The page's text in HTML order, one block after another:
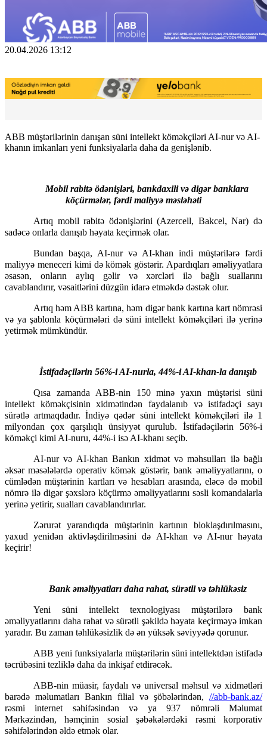
20.04.2026 13:12
ABB müştərilərinin danışan süni intellekt köməkçiləri AI-nur və AI-
khanın imkanları yeni funksiyalarla daha da genişlənib.
Mobil rabitə ödənişləri, bankdaxili və digər banklara
köçürmələr, fərdi maliyyə məsləhəti
Artıq mobil rabitə ödənişlərini (Azercell, Bakcel, Nar) də
sadəcə onlarla danışıb həyata keçirmək olar.
Bundan başqa, AI-nur və AI-khan indi müştərilərə fərdi
maliyyə meneceri kimi də kömək göstərir. Apardıqları əməliyyatlara
əsasən, onların aylıq gəlir və xərcləri ilə bağlı suallarını
cavablandırır, vəsaitlərini düzgün idarə etməkdə dəstək olur.
Artıq həm ABB kartına, həm digər bank kartına kart nömrəsi
və ya şablonla köçürmələri də süni intellekt köməkçiləri ilə yerinə
yetirmək mümkündür.
İstifadəçilərin 56%-i AI-nurla, 44%-i AI-khan-la danışıb
Qısa zamanda ABB-nin 150 minə yaxın müştərisi süni
intellekt köməkçisinin xidmətindən faydalanıb və istifadəçi sayı
sürətlə artmaqdadır. İndiyə qədər süni intellekt köməkçiləri ilə 1
milyondan çox qarşılıqlı ünsiyyət qurulub. İstifadəçilərin 56%-i
köməkçi kimi AI-nuru, 44%-i isə AI-khanı seçib.
AI-nur və AI-khan Bankın xidmət və məhsulları ilə bağlı
əksər məsələlərdə operativ kömək göstərir, bank əməliyyatlarını, o
cümlədən müştərinin kartları və hesabları arasında, eləcə də mobil
nömrə ilə digər şəxslərə köçürmə əməliyyatlarını səsli komandalarla
yerinə yetirir, sualları cavablandırırlar.
Zərurət yarandıqda müştərinin kartının bloklaşdırılmasını,
yaxud yenidən aktivləşdirilməsini də AI-khan və AI-nur həyata
keçirir!
Bank əməliyyatları daha rahat, sürətli və təhlükəsiz
Yeni süni intellekt texnologiyası müştərilərə bank
əməliyyatlarını daha rahat və sürətli şəkildə həyata keçirməyə imkan
yaradır. Bu zaman təhlükəsizlik də ən yüksək səviyyədə qorunur.
ABB yeni funksiyalarla müştərilərin süni intellektdən istifadə
təcrübəsini tezliklə daha da inkişaf etdirəcək.
ABB-nin müasir, faydalı və universal məhsul və xidmətləri
barədə məlumatları Bankın filial və şöbələrindən, //abb-bank.az/
rəsmi internet səhifəsindən və ya 937 nömrəli Məlumat
Mərkəzindən, həmçinin sosial şəbəkələrdəki rəsmi korporativ
səhifələrindən əldə etmək olar.